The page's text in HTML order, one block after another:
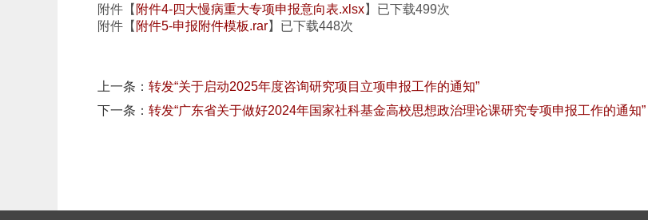
附件【 附件4-四大慢病重大专项申报意向表.xlsx】已下载499次
附件【 附件5-申报附件模板.rar】已下载448次
上一条： 转发“关于启动2025年度咨询研究项目立项申报工作的通知”
下一条： 转发“广东省关于做好2024年国家社科基金高校思想政治理论课研究专项申报工作的通知”